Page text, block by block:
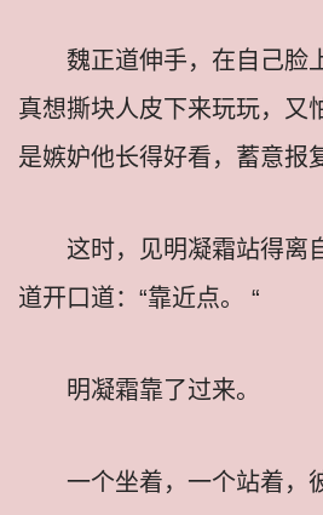
魏正道伸手，在自己脸
真想撕块人皮下来玩玩，又
是嫉妒他长得好看，蓄意报
这时，见明凝霜站得离
道开口道：“靠近点。 “
明凝霜靠了过来。
一个坐着，一个站着，